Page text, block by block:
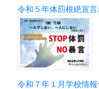
令和５年体罰根絶宣
令和７年１月学校情